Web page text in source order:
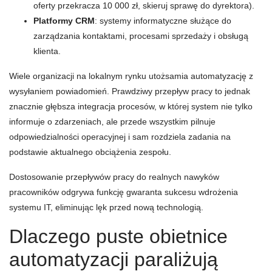
oferty przekracza 10 000 zł, skieruj sprawę do dyrektora).
Platformy CRM: systemy informatyczne służące do
zarządzania kontaktami, procesami sprzedaży i obsługą
klienta.
Wiele organizacji na lokalnym rynku utożsamia automatyzację z
wysyłaniem powiadomień. Prawdziwy przepływ pracy to jednak
znacznie głębsza integracja procesów, w której system nie tylko
informuje o zdarzeniach, ale przede wszystkim pilnuje
odpowiedzialności operacyjnej i sam rozdziela zadania na
podstawie aktualnego obciążenia zespołu.
Dostosowanie przepływów pracy do realnych nawyków
pracowników odgrywa funkcję gwaranta sukcesu wdrożenia
systemu IT, eliminując lęk przed nową technologią.
Dlaczego puste obietnice
automatyzacji paraliżują